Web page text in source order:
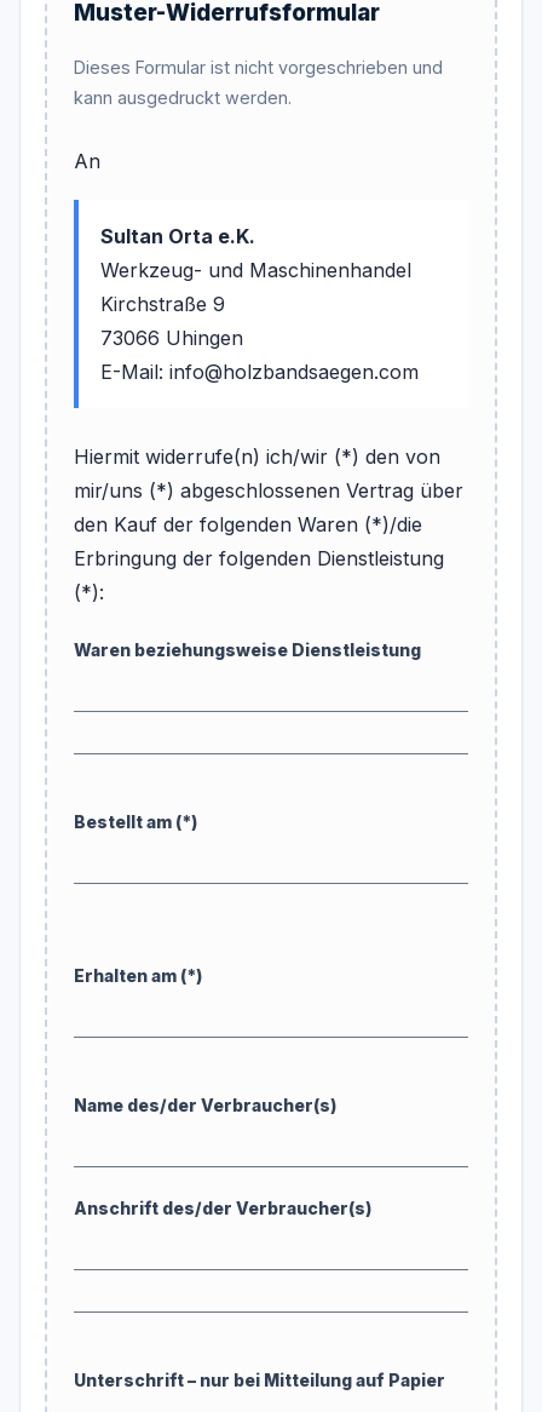
Muster-Widerrufsformular
Dieses Formular ist nicht vorgeschrieben und
kann ausgedruckt werden.
An
Sultan Orta e.K.
Werkzeug- und Maschinenhandel
Kirchstraße 9
73066 Uhingen
E-Mail: info@holzbandsaegen.com
Hiermit widerrufe(n) ich/wir (*) den von
mir/uns (*) abgeschlossenen Vertrag über
den Kauf der folgenden Waren (*)/die
Erbringung der folgenden Dienstleistung
(*):
Waren beziehungsweise Dienstleistung
Bestellt am (*)
Erhalten am (*)
Name des/der Verbraucher(s)
Anschrift des/der Verbraucher(s)
Unterschrift – nur bei Mitteilung auf Papier